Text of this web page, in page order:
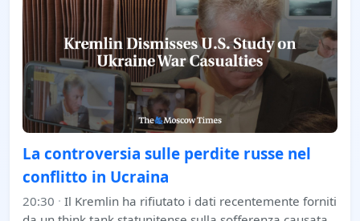
La controversia sulle perdite russe nel
conflitto in Ucraina
20:30 · Il Kremlin ha rifiutato i dati recentemente forniti